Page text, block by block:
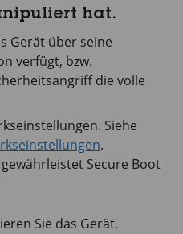
hat.
Gerät über seine
verfügt, bzw.
die volle
Siehe
.
Secure Boot
Sie das Gerät.